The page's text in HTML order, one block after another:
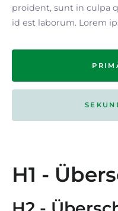
proident, sunt in culpa
id est laborum. Lorem
H1 -